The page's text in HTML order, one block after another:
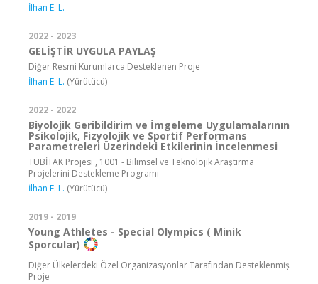
İlhan E. L.
2022 - 2023
GELİŞTİR UYGULA PAYLAŞ
Diğer Resmi Kurumlarca Desteklenen Proje
İlhan E. L. (Yürütücü)
2022 - 2022
Biyolojik Geribildirim ve İmgeleme Uygulamalarının
Psikolojik, Fizyolojik ve Sportif Performans
Parametreleri Üzerindeki Etkilerinin İncelenmesi
TÜBİTAK Projesi , 1001 - Bilimsel ve Teknolojik Araştırma
Projelerini Destekleme Programı
İlhan E. L. (Yürütücü)
2019 - 2019
Young Athletes - Special Olympics ( Minik
Sporcular)
Diğer Ülkelerdeki Özel Organizasyonlar Tarafından Desteklenmiş
Proje